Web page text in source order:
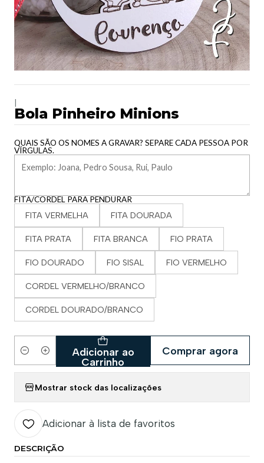
Bola Pinheiro Minions
QUAIS SÃO OS NOMES A GRAVAR? SEPARE CADA PESSOA POR
VÍRGULAS.
FITA/CORDEL PARA PENDURAR
FITA VERMELHA FITA DOURADA
FITA PRATA FITA BRANCA FIO PRATA
FIO DOURADO FIO SISAL FIO VERMELHO
CORDEL VERMELHO/BRANCO
CORDEL DOURADO/BRANCO
Quantidade
Adicionar ao
Carrinho
Comprar agora
Mostrar stock das localizações
Adicionar à lista de favoritos
DESCRIÇÃO